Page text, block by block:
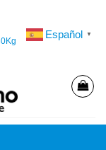
Español ▼